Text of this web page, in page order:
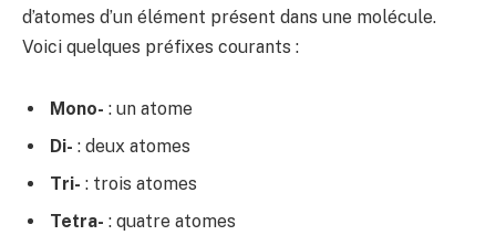
d’atomes d’un élément présent dans une molécule.
Voici quelques préfixes courants :
Mono- : un atome
Di- : deux atomes
Tri- : trois atomes
Tetra- : quatre atomes